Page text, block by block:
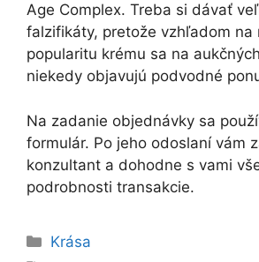
Age Complex. Treba si dávať
falzifikáty, pretože vzhľadom na
popularitu krému sa na
niekedy objavujú podvodné
Na zadanie objednávky sa
formulár. Po jeho odoslaní vám
konzultant a dohodne s vami
podrobnosti transakcie.
Kategórie
Krása